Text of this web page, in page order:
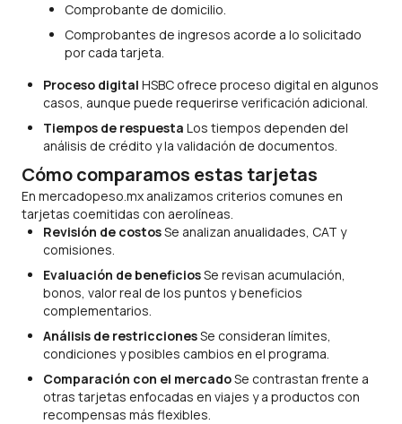
Comprobante de domicilio.
Comprobantes de ingresos acorde a lo solicitado
por cada tarjeta.
Proceso digital HSBC ofrece proceso digital en algunos
casos, aunque puede requerirse verificación adicional.
Tiempos de respuesta Los tiempos dependen del
análisis de crédito y la validación de documentos.
Cómo comparamos estas tarjetas
En mercadopeso.mx analizamos criterios comunes en
tarjetas coemitidas con aerolíneas.
Revisión de costosSe analizan anualidades, CAT y
comisiones.
Evaluación de beneficiosSe revisan acumulación,
bonos, valor real de los puntos y beneficios
complementarios.
Análisis de restriccionesSe consideran límites,
condiciones y posibles cambios en el programa.
Comparación con el mercadoSe contrastan frente a
otras tarjetas enfocadas en viajes y a productos con
recompensas más flexibles.